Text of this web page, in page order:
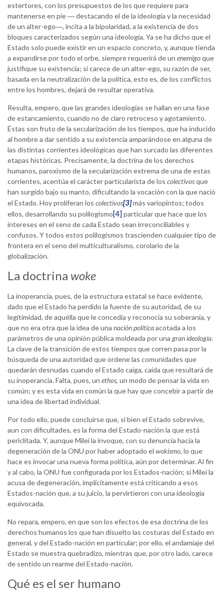
estertores, con los presupuestos de los que requiere para
mantenerse en pie ― destacando el de la ideología y la necesidad
de un alter-ego―, incita a la bipolaridad, a la existencia de dos
bloques caracterizados según una ideología. Ya se ha dicho que el
Estado solo puede existir en un espacio concreto, y, aunque tienda
a expandirse por todo el orbe, siempre requerirá de un enemigoque
justifique su existencia; si carece de un alter-ego, su razón de ser,
basada en la neutralización de la política, esto es, de los conflictos
entre los hombres, dejará de resultar operativa.
Resulta, empero, que las grandes ideologías se hallan en una fase
de estancamiento, cuando no de claro retroceso y agotamiento.
Éstas son fruto de la secularización de los tiempos, que ha inducido
al hombre a dar sentido a su existencia amparándose en alguna de
las distintas corrientes ideológicas que han surcado las diferentes
etapas históricas. Precisamente, la doctrina de los derechos
humanos, paroxismo de la secularización extrema de una de estas
corrientes, acentúa el carácter particularista de los colectivosque
han surgido bajo su manto, dificultando la vocación con la que nació
el Estado. Hoy proliferan los colectivos[3]más variopintos; todos
ellos, desarrollando su polilogismo[4] particular que hace que los
intereses en el seno de cada Estado sean irreconciliables y
confusos. Y todos estos polilogismos trascienden cualquier tipo de
frontera en el seno del multiculturalismo, corolario de la
globalización.
La doctrina woke
La inoperancia, pues, de la estructura estatal se hace evidente,
dado que el Estado ha perdido la fuente de su autoridad, de su
legitimidad, de aquélla que le concedía y reconocía su soberanía, y
que no era otra que la idea de una nación políticaacotada a los
parámetros de una opinión pública moldeada por una gran ideología.
La clave de la transición de estos tiempos que corren pasa por la
búsqueda de una autoridad que ordene las comunidades que
quedarán desnudas cuando el Estado caiga, caída que resultará de
su inoperancia. Falta, pues, un ethos, un modo de pensar la vida en
común; y es esta vida en común la que hay que concebir a partir de
una idea de libertad individual.
Por todo ello, puede concluirse que, si bien el Estado sobrevive,
aun con dificultades, es la forma del Estado-nación la que está
periclitada. Y, aunque Milei la invoque, con su denuncia hacia la
degeneración de la ONU por haber adoptado el wokismo, lo que
hace es invocar una nueva forma política, aún por determinar. Al fin
y al cabo, la ONU fue configurada por los Estados-nación; si Milei la
acusa de degeneración, implícitamente está criticando a esos
Estados-nación que, a su juicio, la pervirtieron con una ideología
equivocada.
No repara, empero, en que son los efectos de esa doctrina de los
derechos humanos los que han disuelto las costuras del Estado en
general, y del Estado-nación en particular; por ello, el andamiaje del
Estado se muestra quebradizo, mientras que, por otro lado, carece
de sentido un rearme del Estado-nación.
Qué es el ser humano